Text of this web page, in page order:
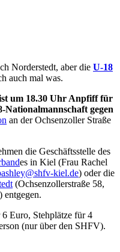
Norderstedt, aber die U-18
auch mal was.
um 18.30 Uhr Anpfiff für
Nationalmannschaft gegen
an der Ochsenzoller Straße
die Geschäftsstelle des
es in Kiel (Frau Rachel
kiel.de) oder die
(Ochsenzollerstraße 58,
entgegen.
Euro, Stehplätze für 4
(nur über den SHFV).